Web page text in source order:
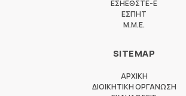
ΕΣΗΕΘΣΤΕ-Ε
ΕΣΠΗΤ
M.M.E.
SITEMAP
ΑΡΧΙΚΗ
ΔΙΟΙΚΗΤΙΚΗ ΟΡΓΑΝΩΣΗ